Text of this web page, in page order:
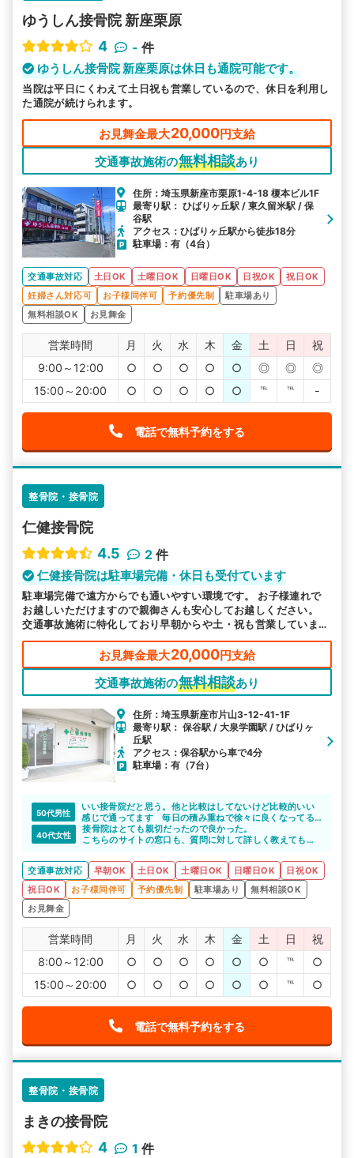
駅から探す 院名から探す
ゆうしん接骨院 新座栗原
4
- 件
ゆうしん接骨院 新座栗原は休日も通院可能です。
当院は平日にくわえて土日祝も営業しているので、休日を利用し
た通院が続けられます。
お見舞金最大20,000円支給
交通事故施術の無料相談あり
住所：埼玉県新座市栗原1-4-18 榎本ビル1F
最寄り駅： ひばりヶ丘駅 / 東久留米駅 / 保
谷駅
アクセス：ひばりヶ丘駅から徒歩18分
駐車場：有（4台）
交通事故対応 土日OK 土曜日OK 日曜日OK 日祝OK
祝日OK
妊婦さん対応可
お子様同伴可 予約優先制
駐車場あり
無料相談OK
お見舞金
営業時間 月 火 水 木 金 土 日
祝
9:00～12:00
○ ○ ○ ○ ○ ◎ ◎
◎
15:00～20:00
○ ○ ○ ○ ○ ℡ ℡ -
電話で無料予約をする
整骨院・接骨院
仁健接骨院
4.5
2 件
仁健接骨院は駐車場完備・休日も受付ています
駐車場完備で遠方からでも通いやすい環境です。 お子様連れで
お越しいただけますので親御さんも安心してお越しください。
交通事故施術に特化しており早朝からや土・祝も営業していま
す。お痛みは諦めないで実績豊富な当院へお任せください。
お見舞金最大20,000円支給
交通事故施術の無料相談あり
住所：埼玉県新座市片山3-12-41-1F
最寄り駅： 保谷駅 / 大泉学園駅 / ひばりヶ
丘駅
アクセス：保谷駅から車で4分
駐車場：有（7台）
50代男性
いい接骨院だと思う。他と比較はしてないけど比較的いい
感じで通ってます 毎日の積み重ねで徐々に良くなってる
と感じるし成果は出てると思います。
40代女性
接骨院はとても親切だったので良かった。
こちらのサイトの窓口も、質問に対して詳しく教えてもら
交通事故対応
早朝OK 土日OK 土曜日OK 日曜日OK
日祝OK
祝日OK
お子様同伴可 予約優先制 駐車場あり
無料相談OK
お見舞金
営業時間 月 火 水 木 金 土 日
祝
8:00～12:00
○ ○ ○ ○ ○ ○ ℡
○
15:00～20:00
○ ○ ○ ○ ○ ○ ℡ ○
電話で無料予約をする
整骨院・接骨院
まきの接骨院
4
1 件